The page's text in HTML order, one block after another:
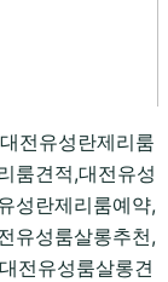
전유성란제리룸
룸견적,대전유성
성란제리룸예약,
유성룸살롱추천,
전유성룸살롱견